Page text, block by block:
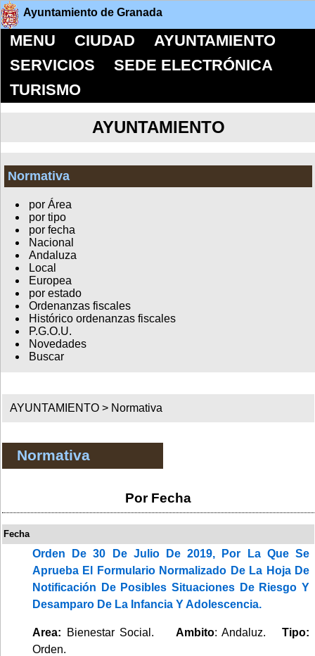
Ayuntamiento de Granada
MENU CIUDAD
AYUNTAMIENTO
SERVICIOS
SEDE ELECTRÓNICA
TURISMO
AYUNTAMIENTO
Normativa
por Área
por tipo
por fecha
Nacional
Andaluza
Local
Europea
por estado
Ordenanzas fiscales
Histórico ordenanzas fiscales
P.G.O.U.
Novedades
Buscar
AYUNTAMIENTO > Normativa
Normativa
Por Fecha
Fecha
Orden De 30 De Julio De 2019, Por La Que Se
Aprueba El Formulario Normalizado De La Hoja De
Notificación De Posibles Situaciones De Riesgo Y
Desamparo De La Infancia Y Adolescencia.
Area: Bienestar Social. Ambito: Andaluz.Tipo:
Orden.